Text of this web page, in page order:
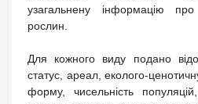
узагальнену інформацію
рослин.
Для кожного виду подано
статус, ареал, еколого-
форму, чисельність